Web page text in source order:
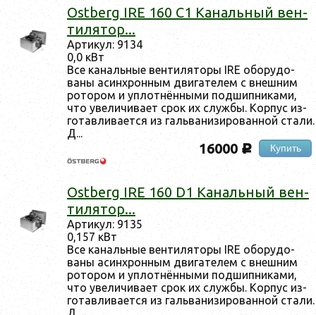
Ostberg IRE 160 C1 Ка­наль­ный вен­
ти­лятор...
Ар­ти­кул: 9134
0,0 кВт
Все ка­наль­ные вен­ти­лято­ры IRE обо­рудо­
ваны асин­хрон­ным дви­гате­лем с внеш­ним
ро­тором и уп­лотнён­ны­ми под­шипни­ками,
что уве­личи­ва­ет срок их служ­бы. Кор­пус из­
го­тав­ли­ва­ет­ся из галь­ва­низи­рован­ной ста­ли.
Д...
16000 c Купить
Ostberg IRE 160 D1 Ка­наль­ный вен­
ти­лятор...
Ар­ти­кул: 9135
0,157 кВт
Все ка­наль­ные вен­ти­лято­ры IRE обо­рудо­
ваны асин­хрон­ным дви­гате­лем с внеш­ним
ро­тором и уп­лотнён­ны­ми под­шипни­ками,
что уве­личи­ва­ет срок их служ­бы. Кор­пус из­
го­тав­ли­ва­ет­ся из галь­ва­низи­рован­ной ста­ли.